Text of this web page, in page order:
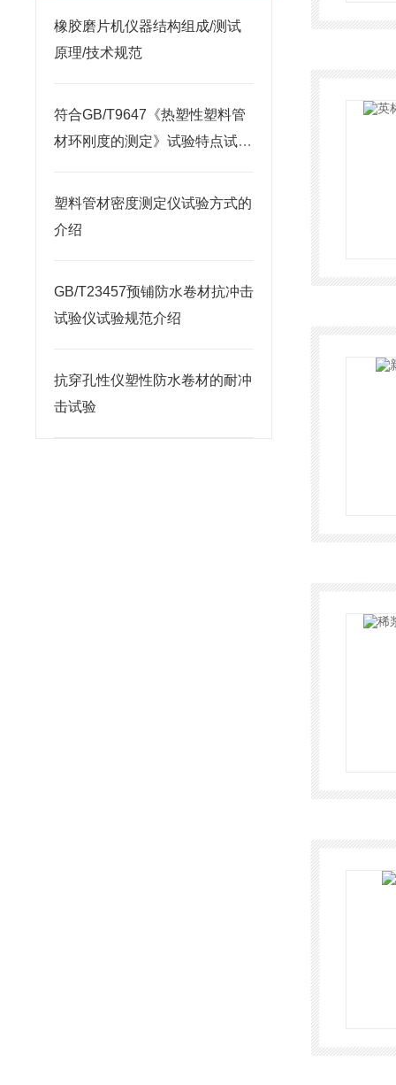
橡胶磨片机仪器结构组成/测试
原理/技术规范
符合GB/T9647《热塑性塑料管
材环刚度的测定》试验特点试验
塑料管材密度测定仪试验方式的
介绍
GB/T23457预铺防水卷材抗冲击
试验仪试验规范介绍
抗穿孔性仪塑性防水卷材的耐冲
击试验